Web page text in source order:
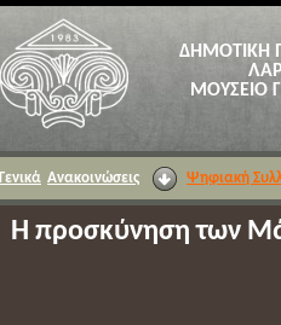
ΔΗΜΟΤΙΚΗ
ΜΟΥΣΕΙΟ
Γενικά Ανακοινώσεις Ψηφιακή
Η προσκύνηση των